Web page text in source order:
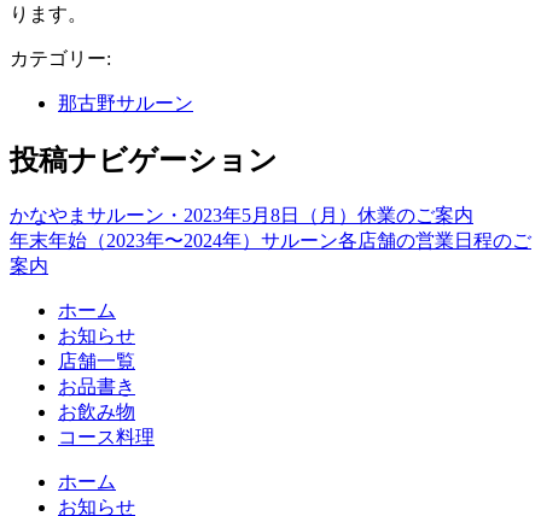
ります。
カテゴリー:
那古野サルーン
投稿ナビゲーション
かなやまサルーン・2023年5月8日（月）休業のご案内
年末年始（2023年〜2024年）サルーン各店舗の営業日程のご
案内
ホーム
お知らせ
店舗一覧
お品書き
お飲み物
コース料理
ホーム
お知らせ